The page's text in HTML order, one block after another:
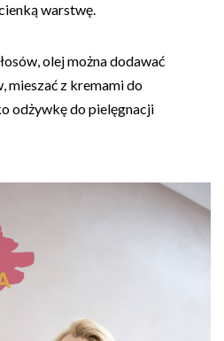
warstwę.
olej można dodawać
mieszać z kremami do
odżywkę do pielęgnacji